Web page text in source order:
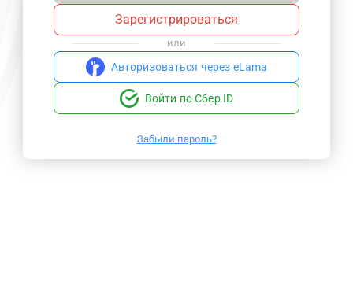
Зарегистрироваться
или
Авторизоваться через eLama
Войти по Сбер ID
Забыли пароль?